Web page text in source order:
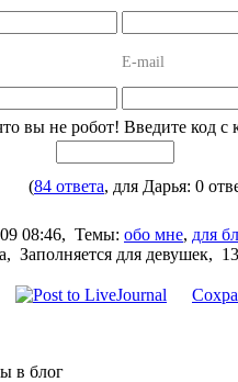
E-mail
вы не робот! Введите код с
(84 ответа, для Дарья: 0
08:46, Темы: обо мне, для
Заполняется для девушек,
в блог